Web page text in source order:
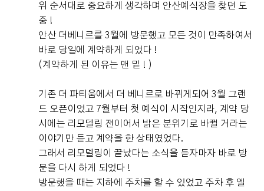
위 순서대로 중요하게 생각하며 안산예식장을 찾던 도
중 !
안산 더베니르를 3월에 방문했고 모든 것이 만족하여서
바로 당일에 계약하게 되었다 !
(계약하게 된 이유는 맨 밑 ! )
기존 더 파티움에서 더 베니르로 바뀌게되어 3월 그랜
드 오픈이었고 7월부터 첫 예식이 시작인지라, 계약 당
시에는 리모델링 전이어서 밝은 분위기로 바뀔 거라는
이야기만 듣고 계약을 한 상태였었다.
그래서 리모델링이 끝났다는 소식을 듣자마자 바로 방
문을 다시 하게 되었다 !
방문했을 때는 지하에 주차를 할 수 있었고 주차 후 엘